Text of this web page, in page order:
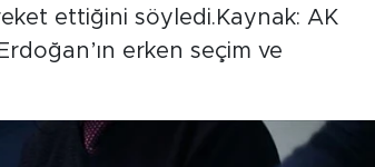
ettiğini söyledi.Kaynak: AK
erken seçim ve